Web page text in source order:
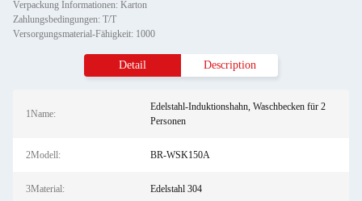
Verpackung Informationen: Karton
Zahlungsbedingungen: T/T
Versorgungsmaterial-Fähigkeit: 1000
Detail Description
1Name:
Edelstahl-Induktionshahn, Waschbecken für 2
Personen
2Modell: BR-WSK150A
3Material: Edelstahl 304